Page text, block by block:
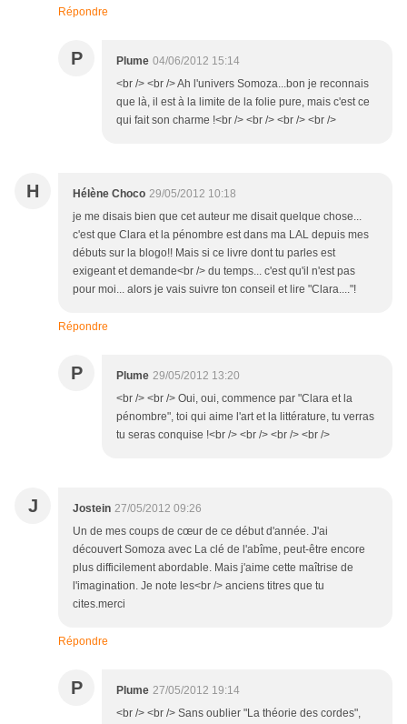
Répondre
P Plume 04/06/2012 15:14
<br /> <br /> Ah l'univers Somoza...bon je reconnais
que là, il est à la limite de la folie pure, mais c'est ce
qui fait son charme !<br /> <br /> <br /> <br />
H Hélène Choco 29/05/2012 10:18
je me disais bien que cet auteur me disait quelque chose...
c'est que Clara et la pénombre est dans ma LAL depuis mes
débuts sur la blogo!! Mais si ce livre dont tu parles est
exigeant et demande<br /> du temps... c'est qu'il n'est pas
pour moi... alors je vais suivre ton conseil et lire "Clara...."!
Répondre
P Plume 29/05/2012 13:20
<br /> <br /> Oui, oui, commence par "Clara et la
pénombre", toi qui aime l'art et la littérature, tu verras
tu seras conquise !<br /> <br /> <br /> <br />
J Jostein 27/05/2012 09:26
Un de mes coups de cœur de ce début d'année. J'ai
découvert Somoza avec La clé de l'abîme, peut-être encore
plus difficilement abordable. Mais j'aime cette maîtrise de
l'imagination. Je note les<br /> anciens titres que tu
cites.merci
Répondre
P Plume 27/05/2012 19:14
<br /> <br /> Sans oublier "La théorie des cordes",